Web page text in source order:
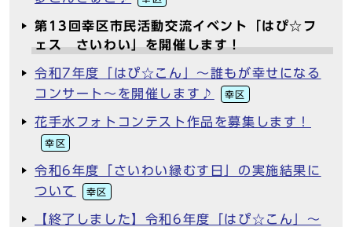
第13回幸区市民活動交流イベント「はぴ☆フ
ェス さいわい」を開催します！
令和7年度「はぴ☆こん」～誰もが幸せになる
コンサート～を開催します♪
幸区
花手水フォトコンテスト作品を募集します！
幸区
令和6年度「さいわい縁むす日」の実施結果に
ついて
幸区
【終了しました】令和6年度「はぴ☆こん」～